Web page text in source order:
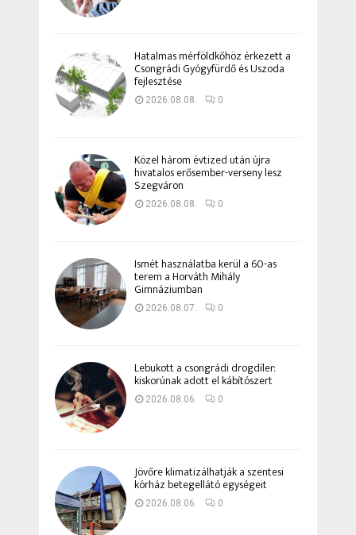
Hatalmas mérföldkőhöz érkezett a
Csongrádi Gyógyfürdő és Uszoda
fejlesztése
2026.08.08. 0
Közel három évtized után újra
hivatalos erősember-verseny lesz
Szegváron
2026.08.08. 0
Ismét használatba kerül a 60-as
terem a Horváth Mihály
Gimnáziumban
2026.08.07. 0
Lebukott a csongrádi drogdíler:
kiskorúnak adott el kábítószert
2026.08.06. 0
Jövőre klimatizálhatják a szentesi
kórház betegellátó egységeit
2026.08.06. 0